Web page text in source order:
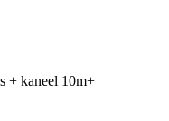
+ kaneel 10m+